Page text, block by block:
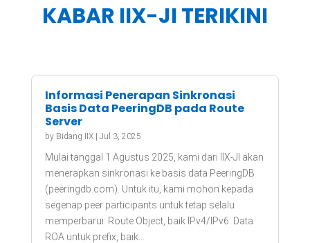
KABAR IIX-JI TERIKINI
Informasi Penerapan Sinkronasi
Basis Data PeeringDB pada Route
Server
by Bidang IIX| Jul 3, 2025
Mulai tanggal 1 Agustus 2025, kami dari IIX-JI akan
menerapkan sinkronasi ke basis data PeeringDB
(peeringdb.com). Untuk itu, kami mohon kepada
segenap peer participants untuk tetap selalu
memperbarui: Route Object, baik IPv4/IPv6. Data
ROA untuk prefix, baik...